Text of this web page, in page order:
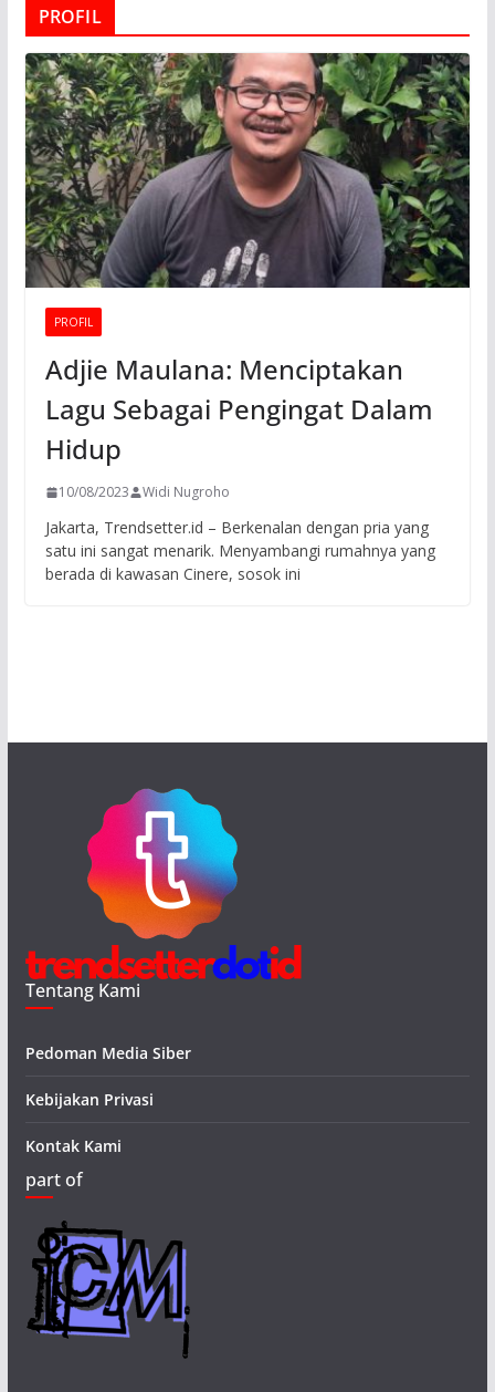
PROFIL
PROFIL
Adjie Maulana: Menciptakan
Lagu Sebagai Pengingat Dalam
Hidup
10/08/2023 Widi Nugroho
Jakarta, Trendsetter.id – Berkenalan dengan pria yang
satu ini sangat menarik. Menyambangi rumahnya yang
berada di kawasan Cinere, sosok ini
Tentang Kami
Pedoman Media Siber
Kebijakan Privasi
Kontak Kami
part of